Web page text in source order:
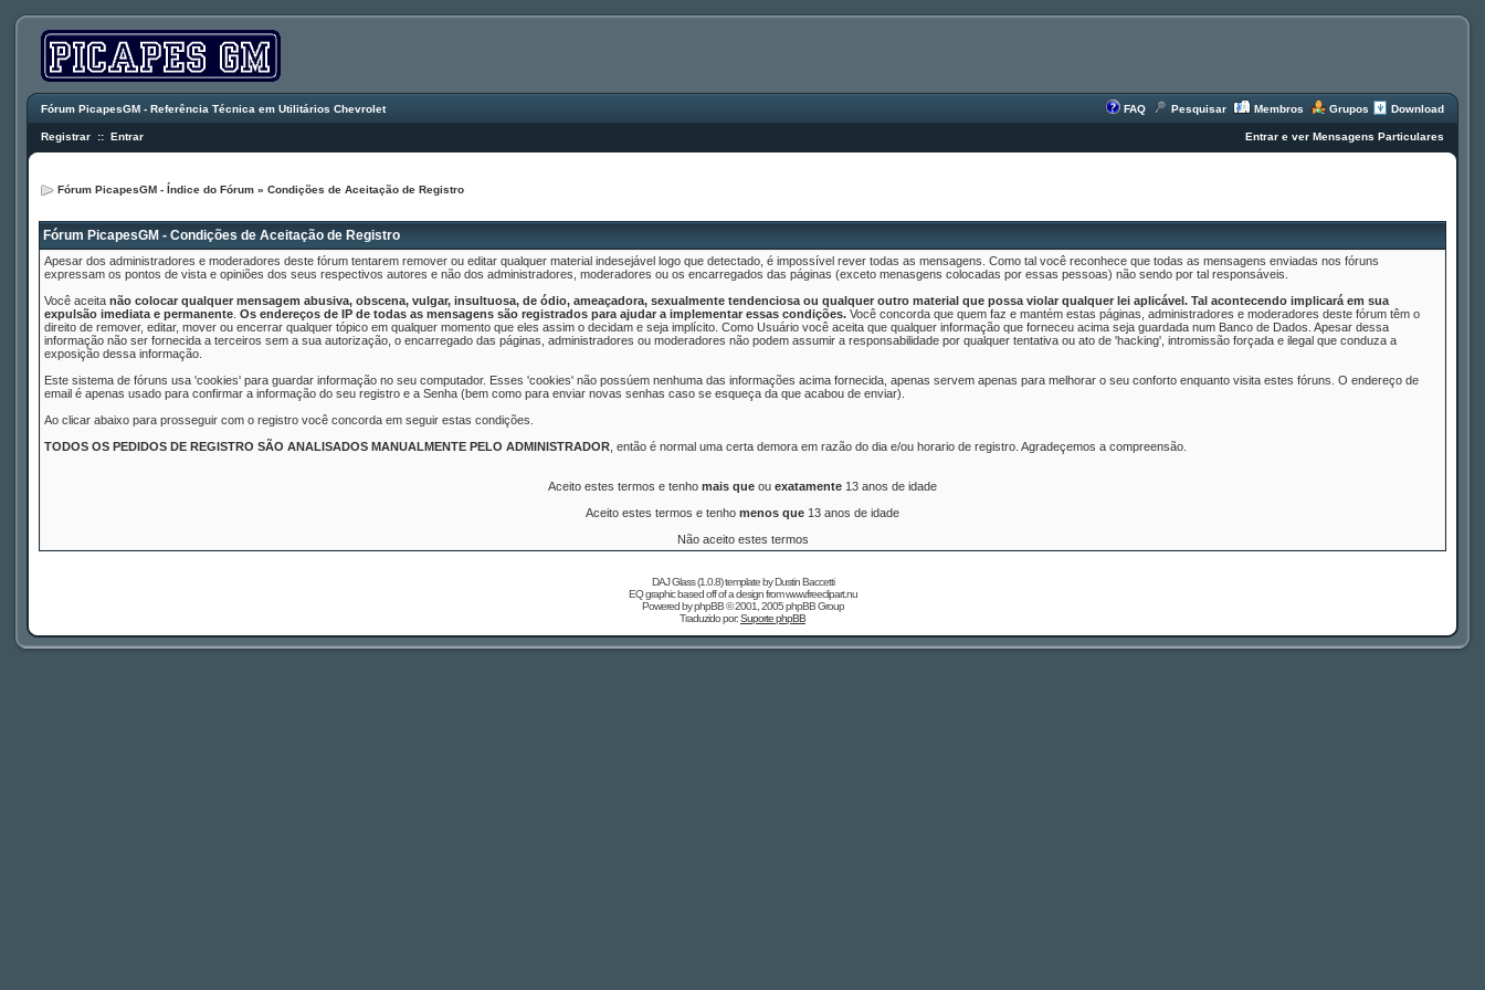
Fórum PicapesGM - Referência Técnica em Utilitários Chevrolet FAQ Pesquisar Membros Grupos Download
Registrar :: Entrar Entrar e ver Mensagens Particulares
Fórum PicapesGM - Índice do Fórum » Condições de Aceitação de Registro
Fórum PicapesGM - Condições de Aceitação de Registro
Apesar dos administradores e moderadores deste fórum tentarem remover ou editar qualquer material indesejável logo que detectado, é impossível rever todas as mensagens. Como tal você reconhece que todas as mensagens enviadas nos fóruns
expressam os pontos de vista e opiniões dos seus respectivos autores e não dos administradores, moderadores ou os encarregados das páginas (exceto menasgens colocadas por essas pessoas) não sendo por tal responsáveis.
Você aceita não colocar qualquer mensagem abusiva, obscena, vulgar, insultuosa, de ódio, ameaçadora, sexualmente tendenciosa ou qualquer outro material que possa violar qualquer lei aplicável. Tal acontecendo implicará em sua
expulsão imediata e permanente Os endereços de IP de todas as mensagens são registrados para ajudar a implementar essas condições. Você concorda que quem faz e mantém estas páginas, administradores e moderadores deste fórum têm o
direito de remover, editar, mover ou encerrar qualquer tópico em qualquer momento que eles assim o decidam e seja implícito. Como Usuário você aceita que qualquer informação que forneceu acima seja guardada num Banco de Dados. Apesar dessa
informação não ser fornecida a terceiros sem a sua autorização, o encarregado das páginas, administradores ou moderadores não podem assumir a responsabilidade por qualquer tentativa ou ato de 'hacking', intromissão forçada e ilegal que conduza a
exposição dessa informação.
Este sistema de fóruns usa 'cookies' para guardar informação no seu computador. Esses 'cookies' não possúem nenhuma das informações acima fornecida, apenas servem apenas para melhorar o seu conforto enquanto visita estes fóruns. O endereço de
email é apenas usado para confirmar a informação do seu registro e a Senha (bem como para enviar novas senhas caso se esqueça da que acabou de enviar).
Ao clicar abaixo para prosseguir com o registro você concorda em seguir estas condições.
TODOS OS PEDIDOS DE REGISTRO SÃO ANALISADOS MANUALMENTE PELO ADMINISTRADOR , então é normal uma certa demora em razão do dia e/ou horario de registro. Agradeçemos a compreensão.
Aceito estes termos e tenho mais que ou exatamente 13 anos de idade
Aceito estes termos e tenho menos que 13 anos de idade
Não aceito estes termos
DAJ Glass (1.0.8) template byDustin Baccetti
EQ graphic based off of a design fromwww.freeclipart.nu
Powered byphpBB© 2001, 2005 phpBB Group
Traduzido por:Suporte phpBB